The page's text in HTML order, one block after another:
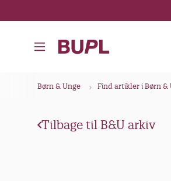
å
Børn & Unge Find artikler i Børn &
Tilbage til B&U arkiv